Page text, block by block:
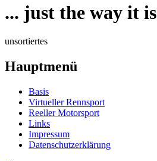
... just the way it is
unsortiertes
Hauptmenü
Basis
Virtueller Rennsport
Reeller Motorsport
Links
Impressum
Datenschutzerklärung